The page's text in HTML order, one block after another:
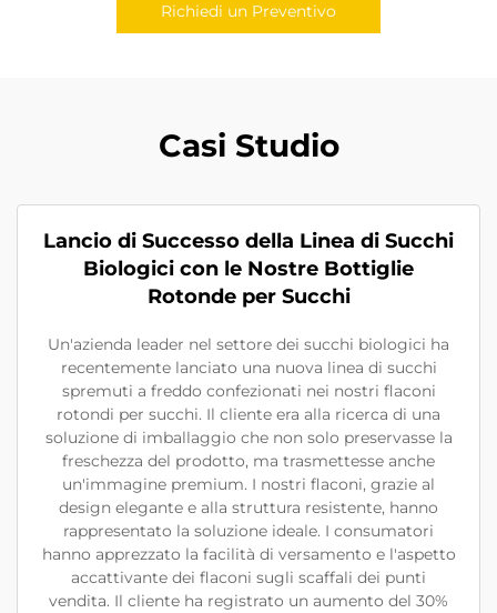
Richiedi un Preventivo
Casi Studio
Lancio di Successo della Linea di Succhi
Biologici con le Nostre Bottiglie
Rotonde per Succhi
Un'azienda leader nel settore dei succhi biologici ha
recentemente lanciato una nuova linea di succhi
spremuti a freddo confezionati nei nostri flaconi
rotondi per succhi. Il cliente era alla ricerca di una
soluzione di imballaggio che non solo preservasse la
freschezza del prodotto, ma trasmettesse anche
un'immagine premium. I nostri flaconi, grazie al
design elegante e alla struttura resistente, hanno
rappresentato la soluzione ideale. I consumatori
hanno apprezzato la facilità di versamento e l'aspetto
accattivante dei flaconi sugli scaffali dei punti
vendita. Il cliente ha registrato un aumento del 30%